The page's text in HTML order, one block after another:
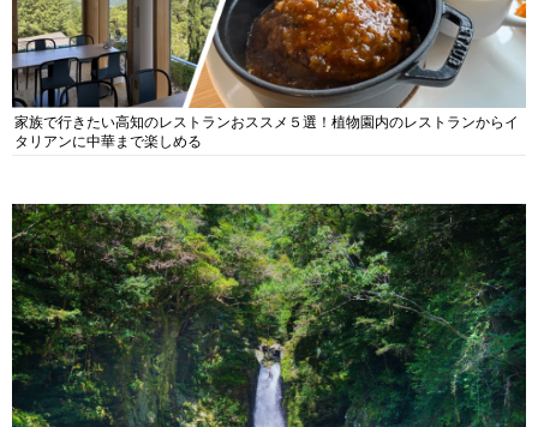
家族で行きたい高知のレストランおススメ５選！植物園内のレストランからイ
タリアンに中華まで楽しめる